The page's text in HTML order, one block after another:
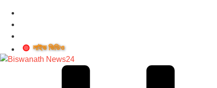
লাইভ ভিডিও